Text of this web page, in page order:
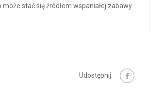
stać się źródłem wspaniałej zabawy.
Udostępnij: